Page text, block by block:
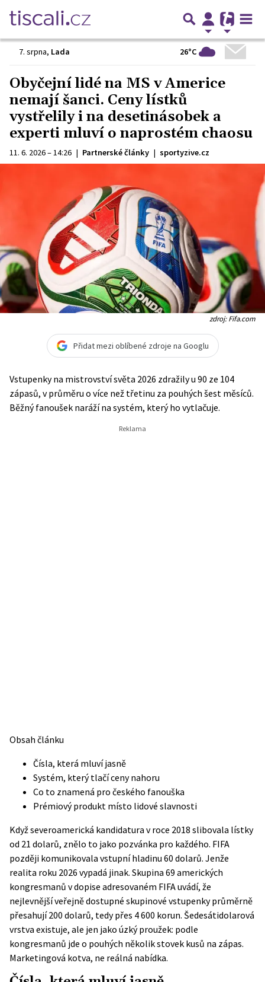
7. srpna, Lada 26°C
Obyčejní lidé na MS v Americe
nemají šanci. Ceny lístků
vystřelily i na desetinásobek a
experti mluví o naprostém chaosu
11. 6. 2026 – 14:26 | Partnerské články | sportyzive.cz
zdroj: Fifa.com
Přidat mezi oblíbené zdroje na Googlu
Vstupenky na mistrovství světa 2026 zdražily u 90 ze 104
zápasů, v průměru o více než třetinu za pouhých šest měsíců.
Běžný fanoušek naráží na systém, který ho vytlačuje.
Obsah článku
Čísla, která mluví jasně
Systém, který tlačí ceny nahoru
Co to znamená pro českého fanouška
Prémiový produkt místo lidové slavnosti
Když severoamerická kandidatura v roce 2018 slibovala lístky
od 21 dolarů, znělo to jako pozvánka pro každého. FIFA
později komunikovala vstupní hladinu 60 dolarů. Jenže
realita roku 2026 vypadá jinak. Skupina 69 amerických
kongresmanů vdopise adresovaném FIFAuvádí, že
nejlevnější veřejně dostupné skupinové vstupenky průměrně
přesahují 200 dolarů, tedy přes 4 600 korun. Šedesátidolarová
vrstva existuje, ale jen jako úzký proužek: podle
kongresmanů jde o pouhých několik stovek kusů na zápas.
Marketingová kotva, ne reálná nabídka.